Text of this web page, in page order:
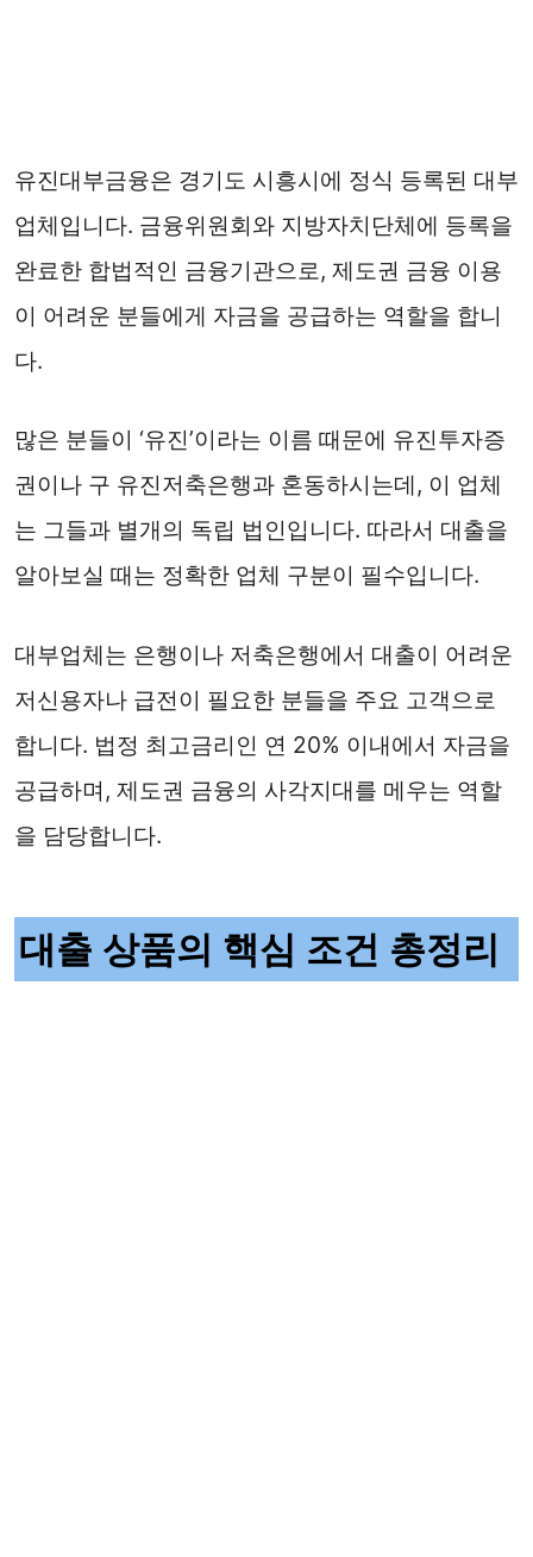
유진대부금융은 경기도 시흥시에 정식 등록된 대부
업체입니다. 금융위원회와 지방자치단체에 등록을
완료한 합법적인 금융기관으로, 제도권 금융 이용
이 어려운 분들에게 자금을 공급하는 역할을 합니
다.
많은 분들이 ‘유진’이라는 이름 때문에 유진투자증
권이나 구 유진저축은행과 혼동하시는데, 이 업체
는 그들과 별개의 독립 법인입니다. 따라서 대출을
알아보실 때는 정확한 업체 구분이 필수입니다.
대부업체는 은행이나 저축은행에서 대출이 어려운
저신용자나 급전이 필요한 분들을 주요 고객으로
합니다. 법정 최고금리인 연 20% 이내에서 자금을
공급하며, 제도권 금융의 사각지대를 메우는 역할
을 담당합니다.
대출 상품의 핵심 조건 총정리